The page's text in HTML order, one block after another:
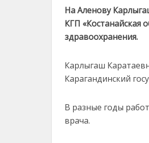
На Аленову
КГП «Костанайская
здравоохранения.
Карлыгаш
Карагандинский
В разные годы
врача.